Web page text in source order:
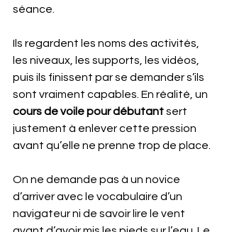
séance.
Ils regardent les noms des activités,
les niveaux, les supports, les vidéos,
puis ils finissent par se demander s’ils
sont vraiment capables. En réalité, un
cours de voile pour débutant sert
justement à enlever cette pression
avant qu’elle ne prenne trop de place.
On ne demande pas à un novice
d’arriver avec le vocabulaire d’un
navigateur ni de savoir lire le vent